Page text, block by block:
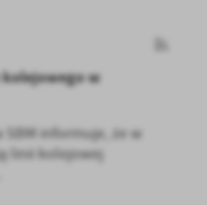
kolejowego w
SBM informuje, że w
linii kolejowej